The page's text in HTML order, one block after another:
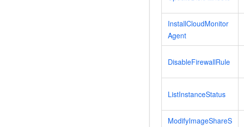
InstallCloudMonitor
Agent
DisableFirewallRule
ListInstanceStatus
ModifyImageShareS